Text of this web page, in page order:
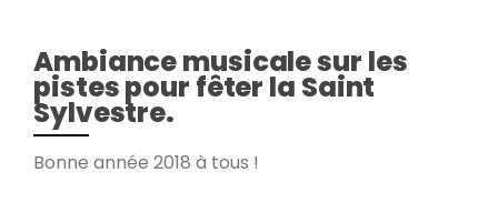
Ambiance musicale sur les
pistes pour fêter la Saint
Sylvestre.
Bonne année 2018 à tous !